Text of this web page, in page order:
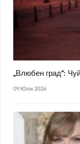
„Влюбен град“:
09 Юли 2026